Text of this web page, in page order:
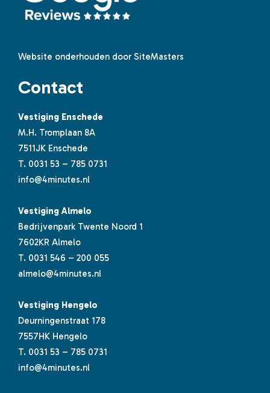
Website onderhouden door SiteMasters
Contact
Vestiging Enschede
M.H. Tromplaan 8A
7511JK Enschede
T. 0031 53 – 785 0731
info@4minutes.nl
Vestiging Almelo
Bedrijvenpark Twente Noord 1
7602KR Almelo
T. 0031 546 – 200 055
almelo@4minutes.nl
Vestiging Hengelo
Deurningenstraat 178
7557HK Hengelo
T. 0031 53 – 785 0731
info@4minutes.nl